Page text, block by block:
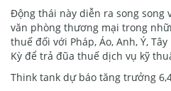
Động thái này diễn ra song song
văn phòng thương mại trong
thuế đối với Pháp, Áo, Anh, Ý,
Kỳ để trả đũa thuế dịch vụ kỹ
Think tank dự báo tăng trưởng